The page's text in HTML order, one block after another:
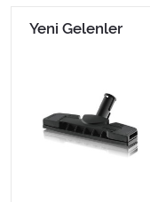
Yeni Gelenler